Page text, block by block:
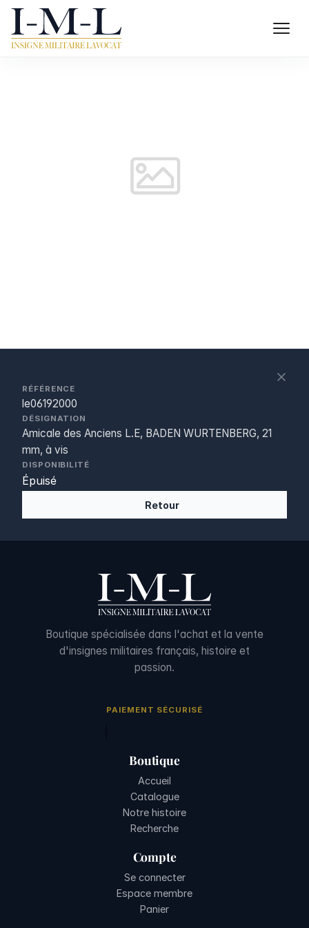
RÉFÉRENCE
le06192000
DÉSIGNATION
Amicale des Anciens L.E, BADEN WURTENBERG, 21
mm, à vis
DISPONIBILITÉ
Épuisé
Retour
Boutique spécialisée dans l'achat et la vente
d'insignes militaires français, histoire et
passion.
PAIEMENT SÉCURISÉ
Boutique
Accueil
Catalogue
Notre histoire
Recherche
Compte
Se connecter
Espace membre
Panier